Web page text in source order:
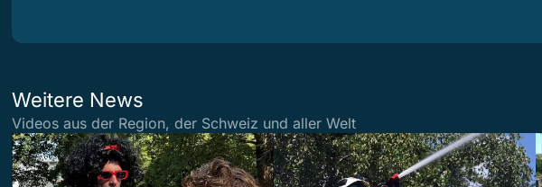
Weitere News
Videos aus der Region, der Schweiz und aller Welt